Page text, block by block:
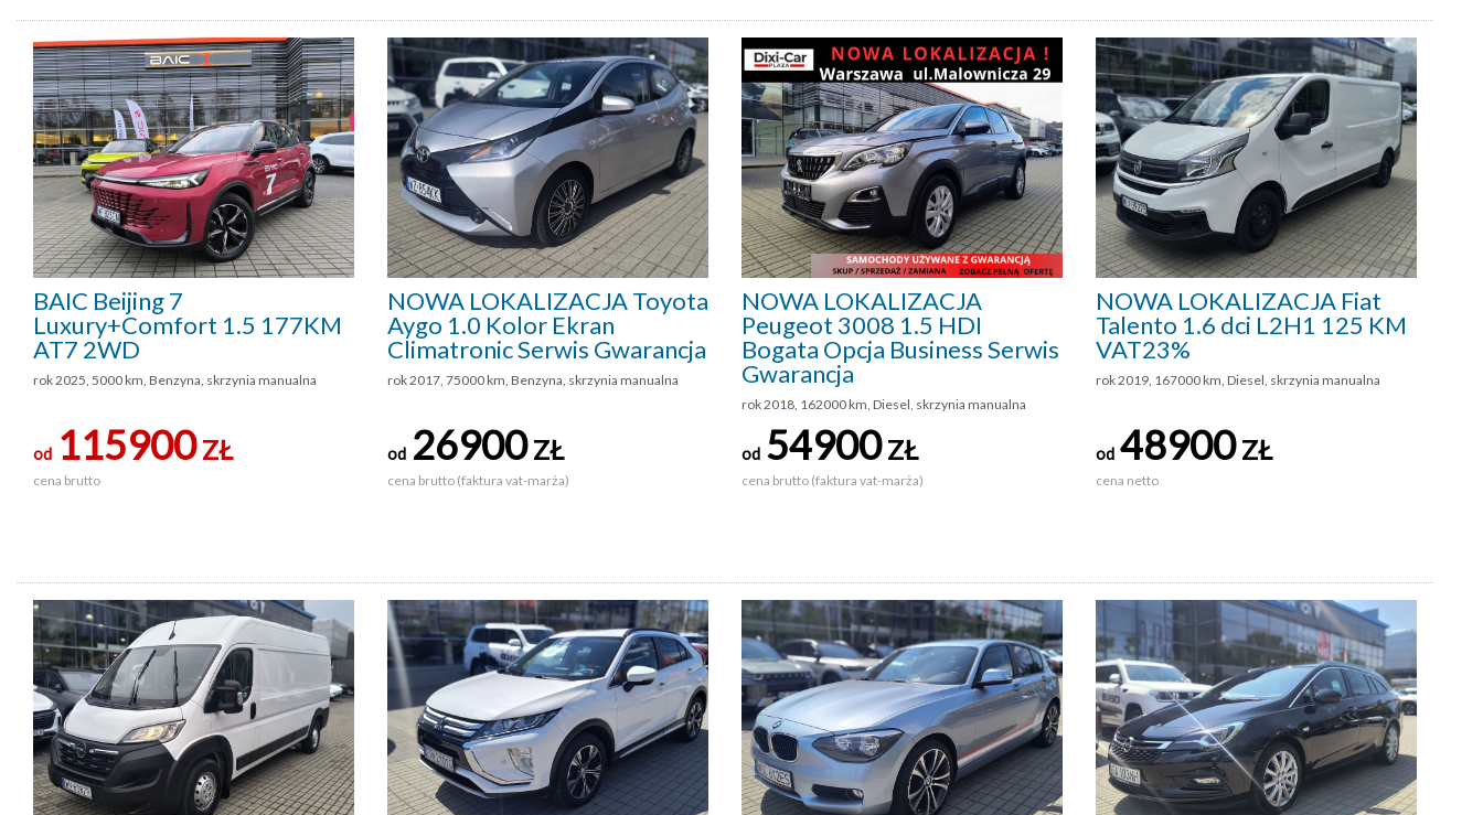
BAIC Beijing 7
Luxury+Comfort 1.5 177KM
AT7 2WD
rok 2025, 5000 km, Benzyna, skrzynia manualna
od 115900ZŁ
cena brutto
NOWA LOKALIZACJA Toyota
Aygo 1.0 Kolor Ekran
Climatronic Serwis Gwarancja
rok 2017, 75000 km, Benzyna, skrzynia manualna
od 26900ZŁ
cena brutto (faktura vat-marża)
NOWA LOKALIZACJA
Peugeot 3008 1.5 HDI
Bogata Opcja Business Serwis
Gwarancja
rok 2018, 162000 km, Diesel, skrzynia manualna
od 54900ZŁ
cena brutto (faktura vat-marża)
NOWA LOKALIZACJA Fiat
Talento 1.6 dci L2H1 125 KM
VAT23%
rok 2019, 167000 km, Diesel, skrzynia manualna
od 48900ZŁ
cena netto